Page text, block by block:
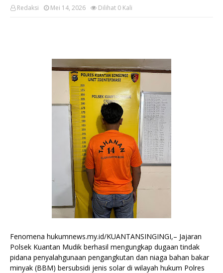
Redaksi Dilihat 0 Kali
Mei 14, 2026
Fenomena hukumnews.my.id/KUANTANSINGINGI,– Jajaran
Polsek Kuantan Mudik berhasil mengungkap dugaan tindak
pidana penyalahgunaan pengangkutan dan niaga bahan bakar
minyak (BBM) bersubsidi jenis solar di wilayah hukum Polres